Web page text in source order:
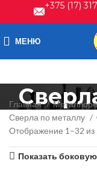
+375 (17)
МЕНЮ
Главная
Сверла по металлу
Отображение 1–32 из
Показать